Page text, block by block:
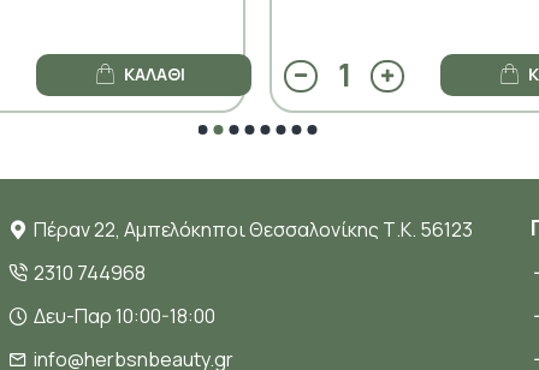
ΚΑΛΆΘΙ
Πέραν 22, Αμπελόκηποι Θεσσαλονίκης Τ.Κ. 56123
2310 744968
Δευ-Παρ 10:00-18:00
info@herbsnbeauty.gr